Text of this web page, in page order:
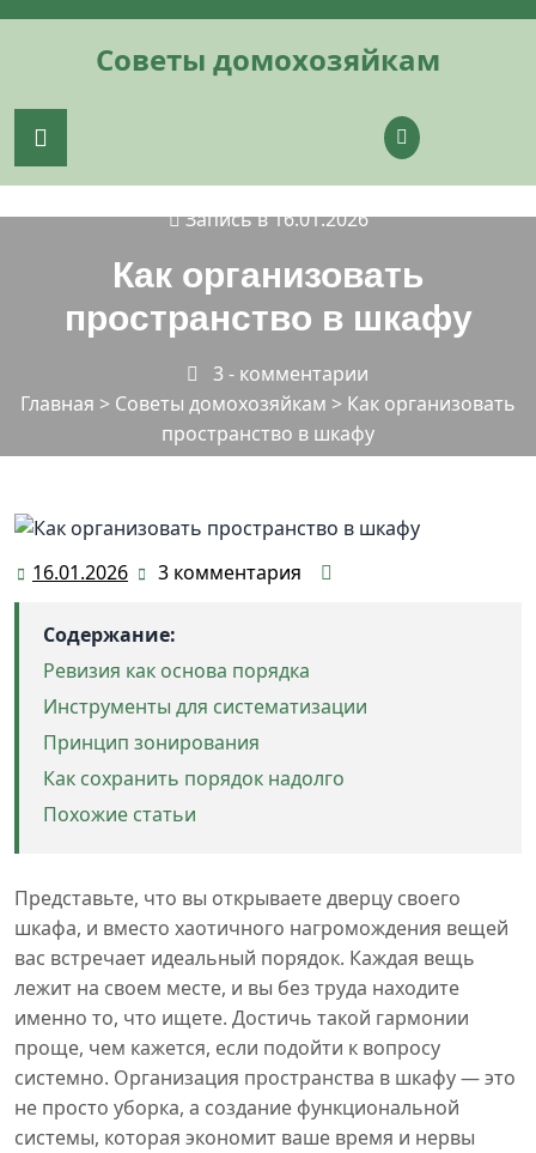
Перейти
содержимомуСоветы домохозяйкам
Запись в 16.01.2026
Как организовать
пространство в шкафу
3 - комментарии
Главная > Советы домохозяйкам > Как организовать
пространство в шкафу
16.01.2026 16.01.2026
3 комментария
Содержание:
Ревизия как основа порядка
Инструменты для систематизации
Принцип зонирования
Как сохранить порядок надолго
Похожие статьи
Представьте, что вы открываете дверцу своего
шкафа, и вместо хаотичного нагромождения вещей
вас встречает идеальный порядок. Каждая вещь
лежит на своем месте, и вы без труда находите
именно то, что ищете. Достичь такой гармонии
проще, чем кажется, если подойти к вопросу
системно. Организация пространства в шкафу — это
не просто уборка, а создание функциональной
системы, которая экономит ваше время и нервы